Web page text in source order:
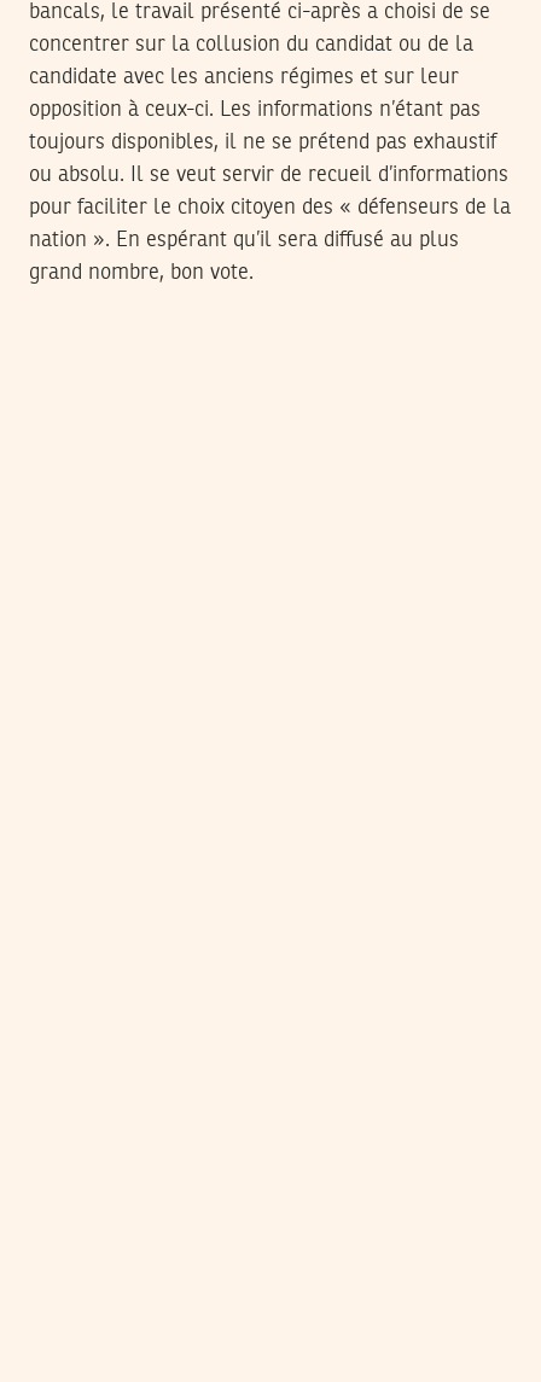
bancals, le travail présenté ci-après a choisi de se
concentrer sur la collusion du candidat ou de la
candidate avec les anciens régimes et sur leur
opposition à ceux-ci. Les informations n’étant pas
toujours disponibles, il ne se prétend pas exhaustif
ou absolu. Il se veut servir de recueil d’informations
pour faciliter le choix citoyen des « défenseurs de la
nation ». En espérant qu’il sera diffusé au plus
grand nombre, bon vote.